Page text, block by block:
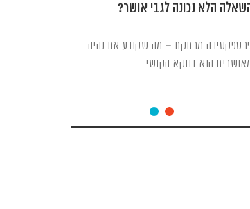
הלא נכונה לגבי אושר?
מרתקת – מה שקובע אם נהיה
הוא דווקא הקושי